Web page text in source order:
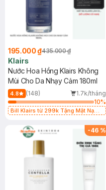
195.000 ₫435.000 ₫
Klairs
Nước Hoa Hồng Klairs Không
Mùi Cho Da Nhạy Cảm 180ml
4.8 (148)
1.7k/tháng
10%
Bill Klairs từ 299k Tặng Mặt Nạ
25ml (SL Có Hạn)
-46 %